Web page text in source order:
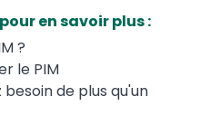
en savoir plus :
?
le PIM
besoin de plus qu'un